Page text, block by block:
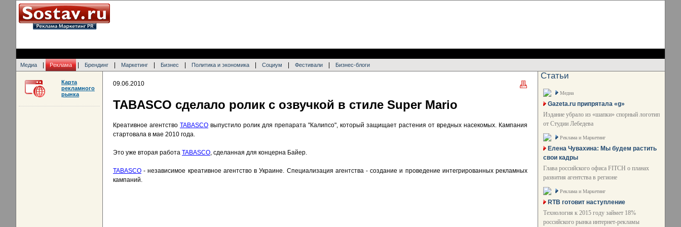
Медиа Реклама Брендинг Маркетинг Бизнес Политика и экономика Социум Фестивали Бизнес-блоги
09.06.2010
TABASCO сделало ролик с озвучкой в стиле Super Mario
Креативное агентство TABASCO выпустило ролик для препарата "Калипсо", который защищает растения от вредных насекомых. Кампания
стартовала в мае 2010 года.
Это уже вторая работа TABASCO, сделанная для концерна Байер.
TABASCO - независимое креативное агентство в Украине. Специализация агентства - создание и проведение интегрированных рекламных
кампаний.
Карта
рекламного
рынка
Статьи
Медиа
Gazeta.ru припрятала «g»
Издание убрало из «шапки» спорный логотип
от Студии Лебедева
Реклама и Маркетинг
Елена Чувахина: Мы будем растить
свои кадры
Глава российского офиса FITCH о планах
развития агентства в регионе
Реклама и Маркетинг
RTB готовит наступление
Технология к 2015 году займет 18%
российского рынка интернет-рекламы